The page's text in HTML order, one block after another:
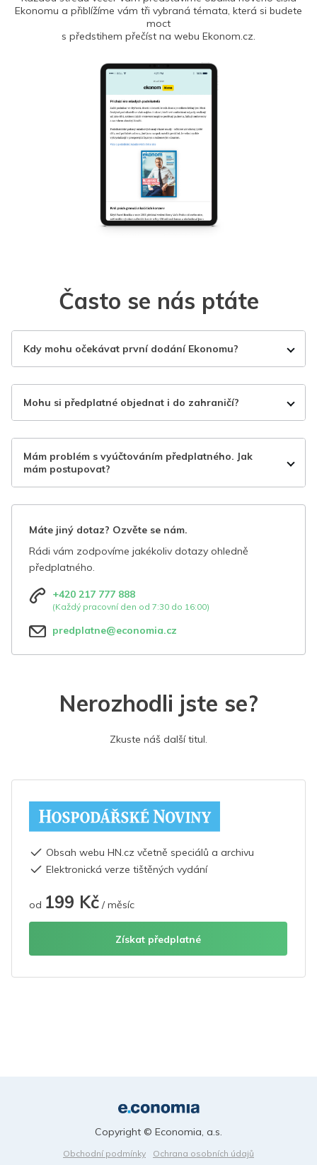
Ekonomu a přiblížíme vám tři vybraná témata, která si budete
moct
s předstihem přečíst na webu Ekonom.cz.
Často se nás ptáte
Kdy mohu očekávat první dodání Ekonomu?
Mohu si předplatné objednat i do zahraničí?
Mám problém s vyúčtováním předplatného. Jak
mám postupovat?
Máte jiný dotaz? Ozvěte se nám.
Rádi vám zodpovíme jakékoliv dotazy ohledně
předplatného.
+420 217 777 888
(Každý pracovní den od 7:30 do 16:00)
predplatne@economia.cz
Nerozhodli jste se?
Zkuste náš další titul.
Obsah webu HN.cz včetně speciálů a archivu
Elektronická verze tištěných vydání
od 199 Kč / měsíc
Získat předplatné
Obchodní podmínky
Ochrana osobních údajů
Copyright © Economia, a.s.